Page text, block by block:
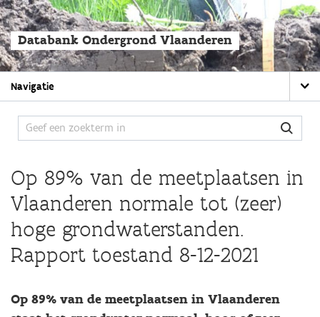
Overslaan
en
naar
de
algemene
inhoud
Databank Ondergrond Vlaanderen
Main
navigation
Navigatie
Op 89% van de meetplaatsen in
Vlaanderen normale tot (zeer)
hoge grondwaterstanden.
Rapport toestand 8-12-2021
Op 89% van de meetplaatsen in Vlaanderen